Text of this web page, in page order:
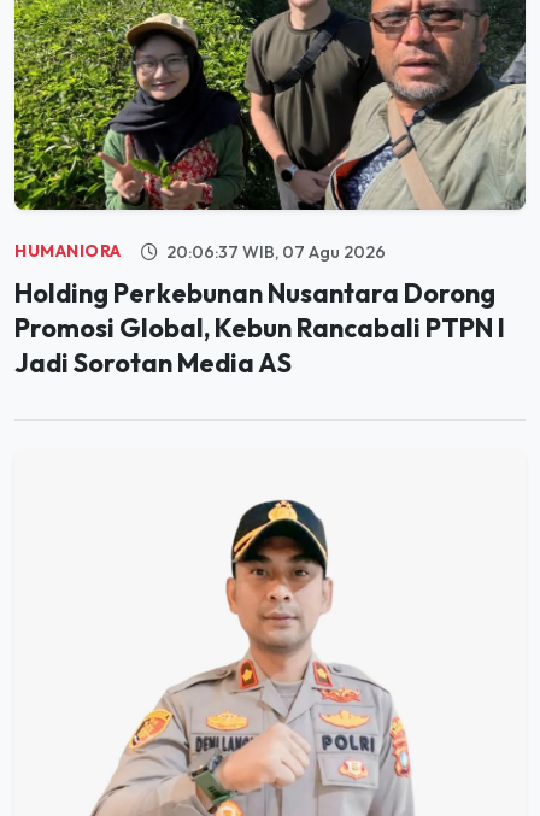
HUMANIORA 20:06:37 WIB, 07 Agu 2026
Holding Perkebunan Nusantara Dorong
Promosi Global, Kebun Rancabali PTPN I
Jadi Sorotan Media AS